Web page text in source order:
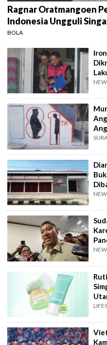
Ragnar Oratmangoen
Indonesia Ungguli
BOLA